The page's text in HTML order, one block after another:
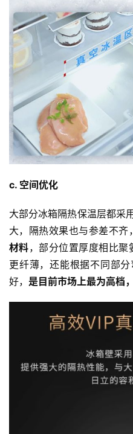
c. 空间优化
大部分冰箱隔热保温层都采
大，隔热效果也与参差不齐
材料，部分位置厚度相比
更纤薄，还能根据不同部
好， 是目前市场上最为高档